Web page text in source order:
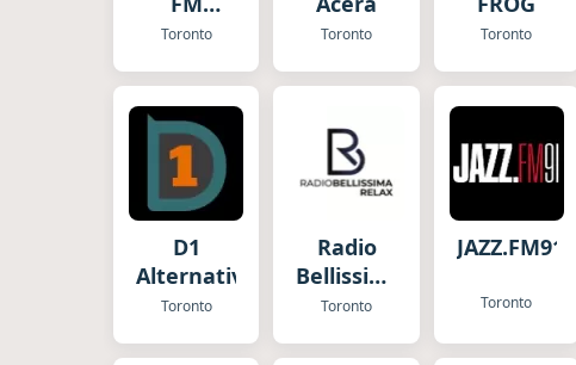
Canada
Toronto Toronto Toronto
D1
Alternative
Toronto
Radio
Bellissima
Relax
Toronto
JAZZ.FM91
Toronto